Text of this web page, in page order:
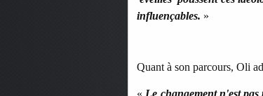
influençables. »
Quant à son parcours, Oli
« Le changement n'est